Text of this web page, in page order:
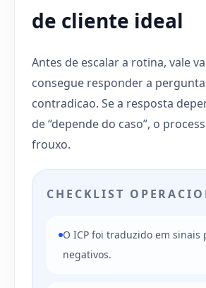
de cliente ideal
Antes de escalar a rotina, vale
consegue responder a
contradicao. Se a resposta
de “depende do caso”, o
frouxo.
CHECKLIST
O ICP foi traduzido em sinais
negativos.